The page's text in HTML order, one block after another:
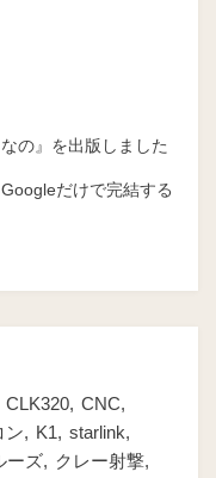
の』を出版しました
だけで完結する
CLK320 CNC
ン K1
starlink
ーズ クレー射撃